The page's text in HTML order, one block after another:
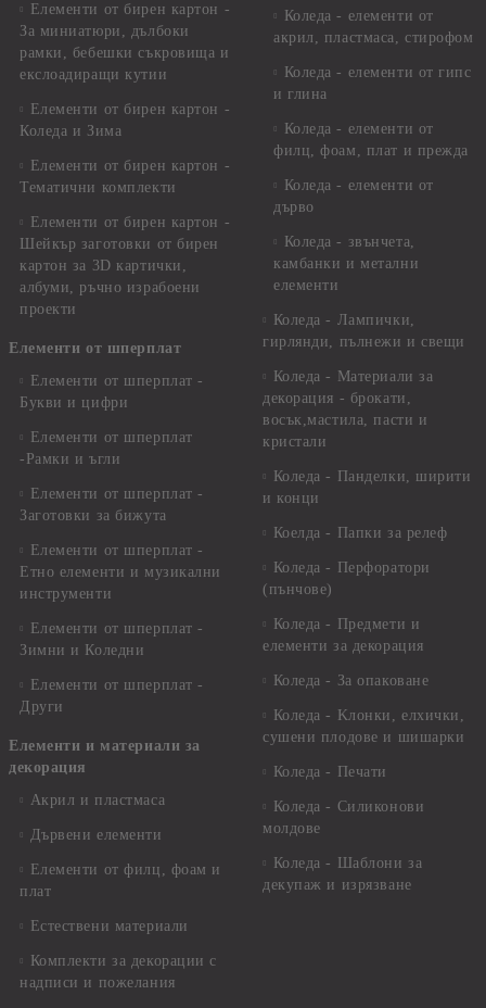
Елементи от бирен картон -
За миниатюри, дълбоки
рамки, бебешки съкровища и
екслоадиращи кутии
Елементи от бирен картон -
Коледа и Зима
Елементи от бирен картон -
Тематични комплекти
Елементи от бирен картон -
Шейкър заготовки от бирен
картон за 3D картички,
албуми, ръчно израбоени
проекти
Елементи от шперплат
Елементи от шперплат -
Букви и цифри
Елементи от шперплат
-Рамки и ъгли
Елементи от шперплат -
Заготовки за бижута
Елементи от шперплат -
Етно елементи и музикални
инструменти
Елементи от шперплат -
Зимни и Коледни
Елементи от шперплат -
Други
Елементи и материали за
декорация
Акрил и пластмаса
Дървени елементи
Елементи от филц, фоам и
плат
Естествени материали
Комплекти за декорации с
надписи и пожелания
Коледа - елементи от
акрил, пластмаса, стирофом
Коледа - елементи от гипс
и глина
Коледа - елементи от
филц, фоам, плат и прежда
Коледа - елементи от
дърво
Коледа - звънчета,
камбанки и метални
елементи
Коледа - Лампички,
гирлянди, пълнежи и свещи
Коледа - Материали за
декорация - брокати,
восък,мастила, пасти и
кристали
Коледа - Панделки, ширити
и конци
Коелда - Папки за релеф
Коледа - Перфоратори
(пънчове)
Коледа - Предмети и
елементи за декорация
Коледа - За опаковане
Коледа - Kлонки, елхички,
сушени плодове и шишарки
Коледа - Печати
Коледа - Силиконови
молдове
Коледа - Шаблони за
декупаж и изрязване